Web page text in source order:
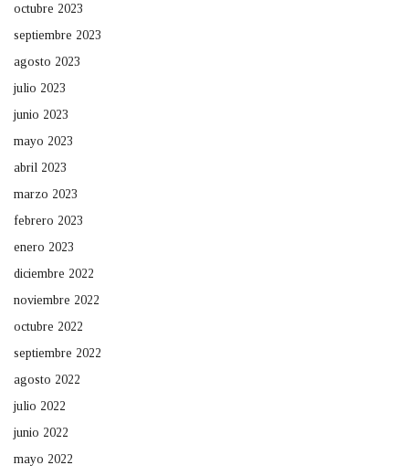
octubre 2023
septiembre 2023
agosto 2023
julio 2023
junio 2023
mayo 2023
abril 2023
marzo 2023
febrero 2023
enero 2023
diciembre 2022
noviembre 2022
octubre 2022
septiembre 2022
agosto 2022
julio 2022
junio 2022
mayo 2022